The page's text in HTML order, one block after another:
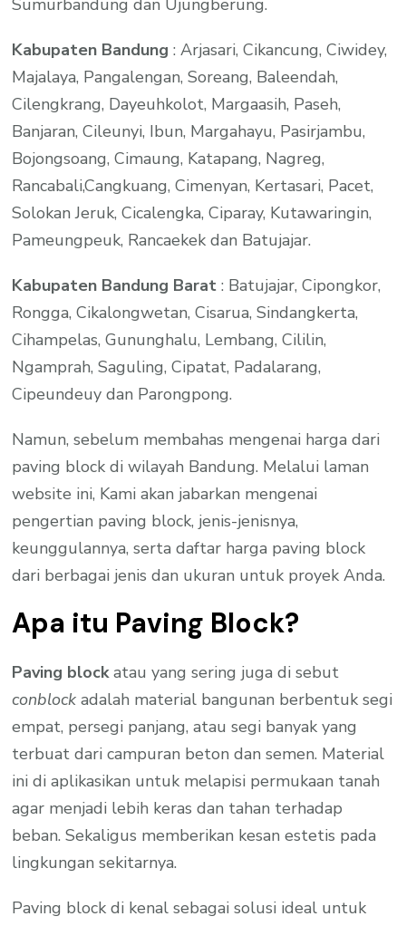
Sumurbandung dan Ujungberung.
Kabupaten Bandung : Arjasari, Cikancung, Ciwidey,
Majalaya, Pangalengan, Soreang, Baleendah,
Cilengkrang, Dayeuhkolot, Margaasih, Paseh,
Banjaran, Cileunyi, Ibun, Margahayu, Pasirjambu,
Bojongsoang, Cimaung, Katapang, Nagreg,
Rancabali,Cangkuang, Cimenyan, Kertasari, Pacet,
Solokan Jeruk, Cicalengka, Ciparay, Kutawaringin,
Pameungpeuk, Rancaekek dan Batujajar.
Kabupaten Bandung Barat : Batujajar, Cipongkor,
Rongga, Cikalongwetan, Cisarua, Sindangkerta,
Cihampelas, Gununghalu, Lembang, Cililin,
Ngamprah, Saguling, Cipatat, Padalarang,
Cipeundeuy dan Parongpong.
Namun, sebelum membahas mengenai harga dari
paving block di wilayah Bandung. Melalui laman
website ini, Kami akan jabarkan mengenai
pengertian paving block, jenis-jenisnya,
keunggulannya, serta daftar harga paving block
dari berbagai jenis dan ukuran untuk proyek Anda.
Apa itu Paving Block?
Paving blockatau yang sering juga di sebut
conblockadalah material bangunan berbentuk segi
empat, persegi panjang, atau segi banyak yang
terbuat dari campuran beton dan semen. Material
ini di aplikasikan untuk melapisi permukaan tanah
agar menjadi lebih keras dan tahan terhadap
beban. Sekaligus memberikan kesan estetis pada
lingkungan sekitarnya.
Paving block di kenal sebagai solusi ideal untuk